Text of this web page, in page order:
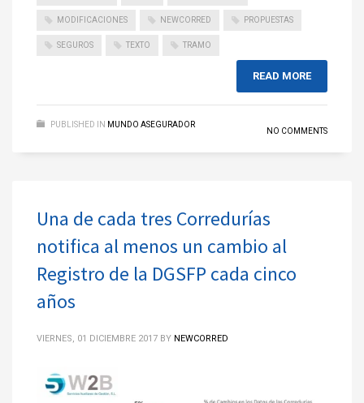
MODIFICACIONES NEWCORRED PROPUESTAS
SEGUROS TEXTO TRAMO
READ MORE
PUBLISHED IN MUNDO ASEGURADOR
NO COMMENTS
Una de cada tres Corredurías
notifica al menos un cambio al
Registro de la DGSFP cada cinco
años
VIERNES, 01 DICIEMBRE 2017 BY NEWCORRED